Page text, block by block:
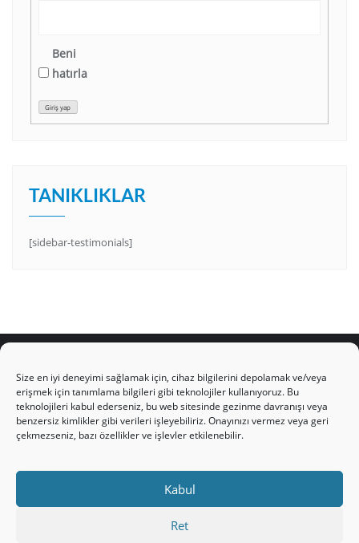
Size en iyi deneyimi sağlamak için, cihaz bilgilerini depolamak ve/veya
erişmek için tanımlama bilgileri gibi teknolojiler kullanıyoruz. Bu
teknolojileri kabul ederseniz, bu web sitesinde gezinme davranışı veya
benzersiz kimlikler gibi verileri işleyebiliriz. Onayınızı vermez veya geri
çekmezseniz, bazı özellikler ve işlevler etkilenebilir.
Kabul
Ret
Beni
hatırla
Giriş yap
TANIKLIKLAR
[sidebar-testimonials]
HAKKIMIZDA Üyelik Kuralları
Bize Yazın
Gizlilik Politikamız
İncil’den Dersler
Makaleler
ABNSAT Türkiye – Canlı İzleyin
Ahuva Hizmetleri YouTube Sayfası
Paltalk Sohbet Odası